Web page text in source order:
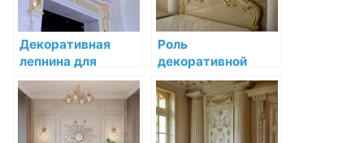
Декоративная
лепнина для
потолков:
изысканность и
роскошь в каждой
детали
Роль
декоративной
лепнины в
барочном стиле:
преображение
интерьера